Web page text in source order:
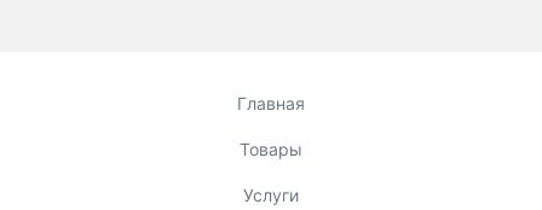
Главная
Товары
Услуги